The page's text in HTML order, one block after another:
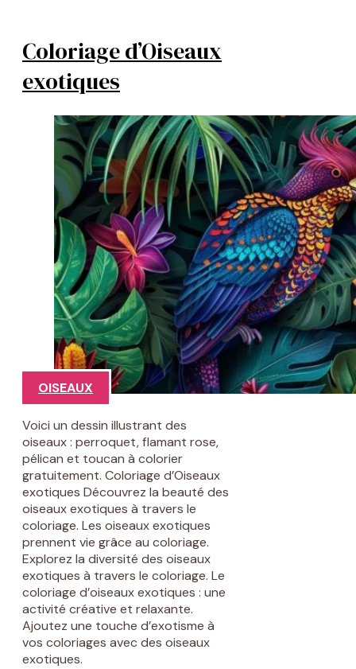
Coloriage d’Oiseaux
exotiques
OISEAUX
Voici un dessin illustrant des
oiseaux : perroquet, flamant rose,
pélican et toucan à colorier
gratuitement. Coloriage d’Oiseaux
exotiques Découvrez la beauté des
oiseaux exotiques à travers le
coloriage. Les oiseaux exotiques
prennent vie grâce au coloriage.
Explorez la diversité des oiseaux
exotiques à travers le coloriage. Le
coloriage d’oiseaux exotiques : une
activité créative et relaxante.
Ajoutez une touche d’exotisme à
vos coloriages avec des oiseaux
exotiques.